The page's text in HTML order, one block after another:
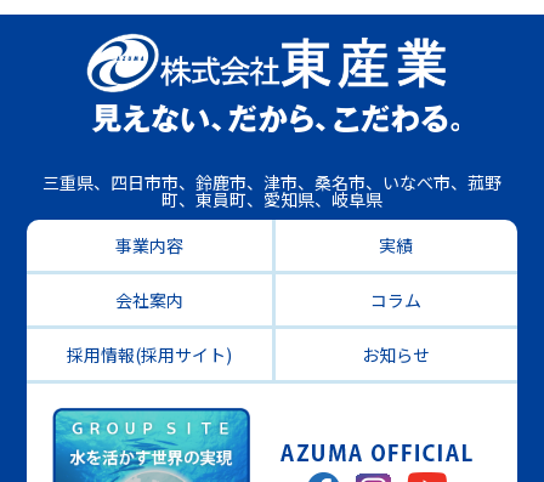
三重県、四日市市、鈴鹿市、津市、桑名市、いなべ市、菰野
町、東員町、愛知県、岐阜県
事業内容
実績
会社案内 コラム
採用情報(採用サイト) お知らせ